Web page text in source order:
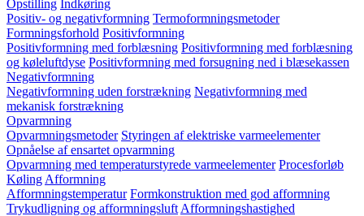
Opstilling Indkøring
Positiv- og negativformning Termoformningsmetoder
Formningsforhold Positivformning
Positivformning med forblæsning Positivformning med forblæsning
og køleluftdyse Positivformning med forsugning ned i blæsekassen
Negativformning
Negativformning uden forstrækning Negativformning med
mekanisk forstrækning
Opvarmning
Opvarmningsmetoder Styringen af elektriske varmeelementer
Opnåelse af ensartet opvarmning
Opvarmning med temperaturstyrede varmeelementer Procesforløb
Køling Afformning
Afformningstemperatur Formkonstruktion med god afformning
Trykudligning og afformningsluft Afformningshastighed